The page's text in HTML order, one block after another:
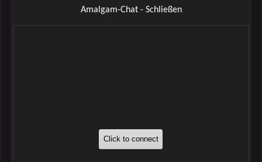
Amalgam-Chat - Schließen